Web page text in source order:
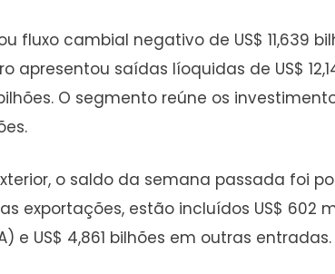
fluxo cambial negativo de US$ 11,639
apresentou saídas líoquidas de US$
bilhões. O segmento reúne os
o saldo da semana passada foi
exportações, estão incluídos US$
e US$ 4,861 bilhões em outras entradas.